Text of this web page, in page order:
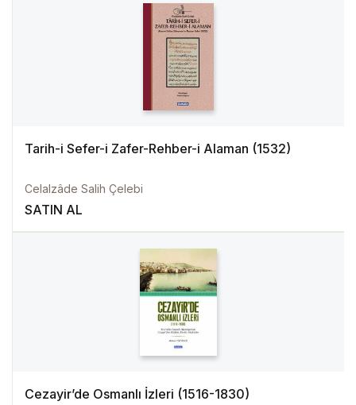
Tarih-i Sefer-i Zafer-Rehber-i Alaman (1532)
Celalzâde Salih Çelebi
SATIN AL
Cezayir’de Osmanlı İzleri (1516-1830)